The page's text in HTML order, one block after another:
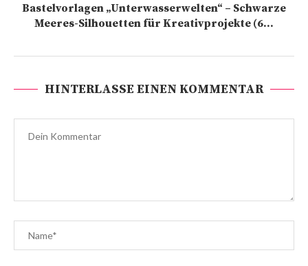
Bastelvorlagen „Unterwasserwelten“ – Schwarze
Meeres-Silhouetten für Kreativprojekte (6...
HINTERLASSE EINEN KOMMENTAR